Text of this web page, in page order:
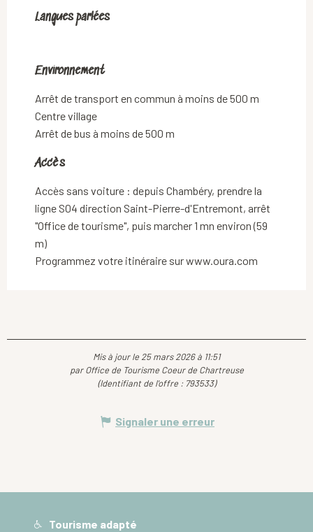
Langues parlées
Langues parlées
Environnement
Environnement
Arrêt de transport en commun à moins de 500 m
Centre village
Arrêt de bus à moins de 500 m
Accès
Accès
Accès sans voiture : depuis Chambéry, prendre la
ligne S04 direction Saint-Pierre-d'Entremont, arrêt
"Office de tourisme", puis marcher 1 mn environ (59
m)
Programmez votre itinéraire sur www.oura.com
Mis à jour le 25 mars 2026 à 11:51
par Office de Tourisme Coeur de Chartreuse
(Identifiant de l'offre : 793533)
Signaler une erreur
Tourisme adapté